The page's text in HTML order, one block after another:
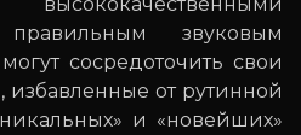
звуковым
сосредоточить свои
избавленные от рутинной
и «новейших»